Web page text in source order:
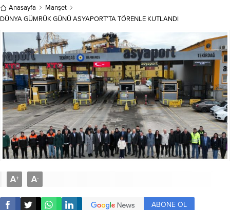
Anasayfa
Manşet
DÜNYA GÜMRÜK GÜNÜ ASYAPORT’TA TÖRENLE KUTLANDI
A+ A-
ABONE OL